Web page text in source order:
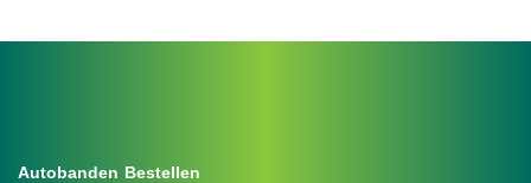
Autobanden Bestellen